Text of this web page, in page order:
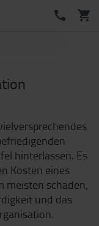
hinterlassen. Es
Kosten eines
meisten schaden,
und das